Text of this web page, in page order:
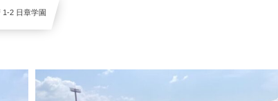
2 日章学園